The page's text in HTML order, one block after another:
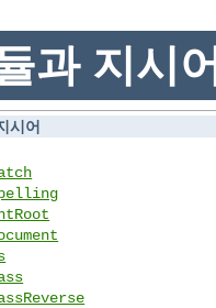
과 지시
시어